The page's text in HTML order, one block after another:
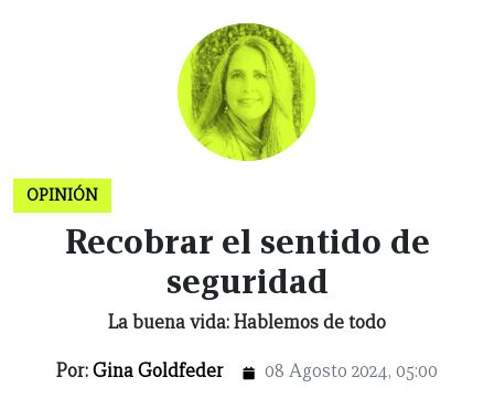
NUEVO
LEÓN
TAMAULIPAS
COAHUILA
NACIONAL
INTERNACIONAL
FINANZAS
OPINIÓN
DEPORTES
ESPECTÁCULOS
TENDENCIA
ESTILO
PODCAST
CONTACTO
NEWSLETTER
HEMEROTECA
SUPLEMENTOS
OPINIÓN
Recobrar el sentido de
seguridad
La buena vida: Hablemos de todo
Por:Gina Goldfeder 08 Agosto 2024, 05:00